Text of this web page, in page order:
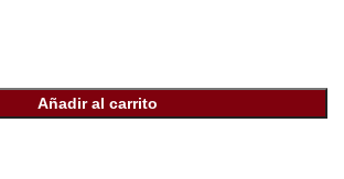
Añadir al carrito